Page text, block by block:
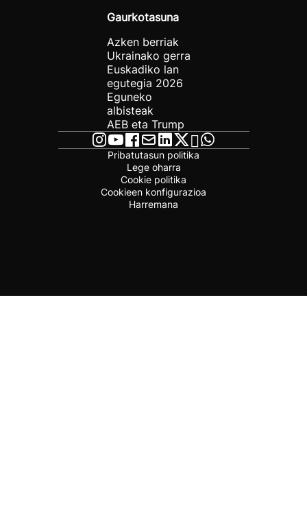
Gaurkotasuna
Azken berriak
Ukrainako gerra
Euskadiko lan
egutegia 2026
Eguneko
albisteak
AEB eta Trump
Pribatutasun politika
Lege oharra
Cookie politika
Cookieen konfigurazioa
Harremana